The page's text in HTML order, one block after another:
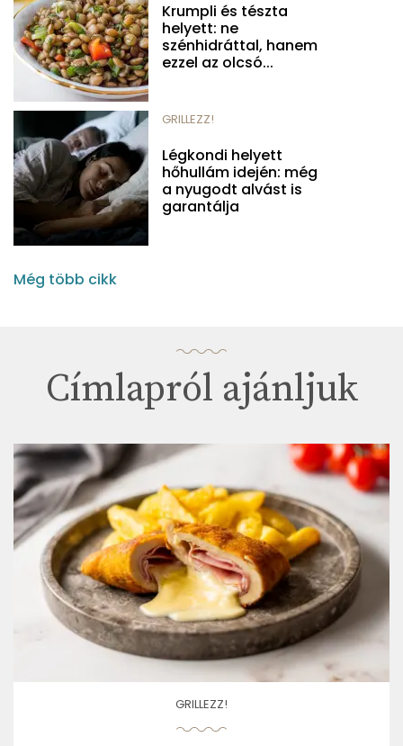
Krumpli és tészta
helyett: ne
szénhidráttal, hanem
ezzel az olcsó...
GRILLEZZ!
Légkondi helyett
hőhullám idején: még
a nyugodt alvást is
garantálja
Még több cikk
Címlapról ajánljuk
GRILLEZZ!